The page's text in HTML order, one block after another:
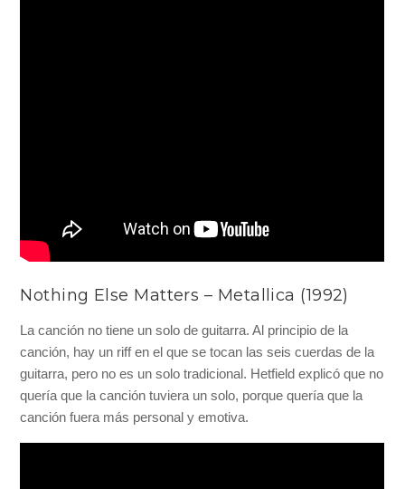
Nothing Else Matters – Metallica (1992)
La canción no tiene un solo de guitarra. Al principio de la
canción, hay un riff en el que se tocan las seis cuerdas de la
guitarra, pero no es un solo tradicional. Hetfield explicó que no
quería que la canción tuviera un solo, porque quería que la
canción fuera más personal y emotiva.